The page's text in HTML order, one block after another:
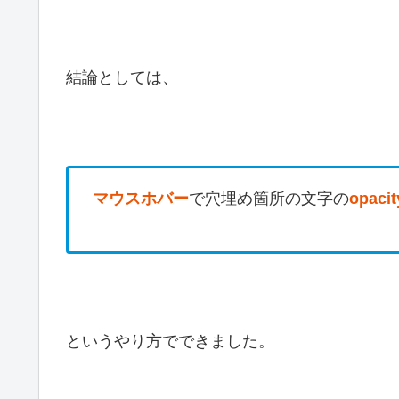
結論としては、
マウスホバーで穴埋め箇所の文字の
というやり方でできました。